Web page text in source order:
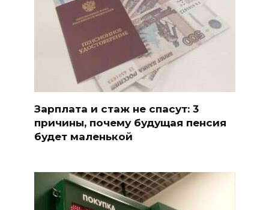
Зарплата и стаж не спасут: 3
причины, почему будущая пенсия
будет маленькой